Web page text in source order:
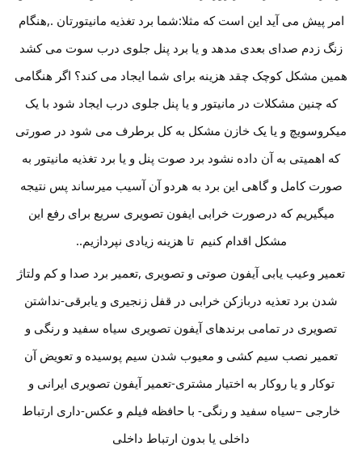
امر پیش می آید این است که مثلا:شما برد تغذیه مانیتورتان .,هنگام
زنگ زدم صدای بعدی مدهد و یا برد پنل جلوی درب سوت می کشد
همین مشکل کوچک چقد هزینه برای شما ایجاد می کند؟ اگر هنگامی
که چنین مشکلات در مانیتور و یا پنل جلوی درب ایجاد شود با یک
میکروسویچ و یا یک خازن مشکل به کل برطرف می شود در صورتی
که اهمیتی به آن داده نشود برد صوت پنل و یا برد تغذیه مانیتور به
صورت کامل و گاهی این برد به هردو آن آسیب میرساند پس نتیجه
میگیریم که درصورت خرابی ایفون تصویری سریع برای رفع این
مشکل اقدام کنیم تا هزینه زیادی نپردازیم..
تعمیر وعیب یابی آیفون صوتی و تصویری ,تعمیر برد صدا و کم ولتاژ
شدن برد تعذیه دربازکن خرابی در قفل زنجیری و یابرقی-نداشتن
تصویری در تمامی برندهای آیفون تصویری سیاه سفید و رنگی و
تعمیر نصب سیم کشی و معیوب شدن سیم پوسیده و تعویض آن
توکار و یا روکار به اختیار مشتری-تعمیر آیفون تصویری ایرانی و
خارجی –سیاه سفید و رنگی- با حافظه فیلم و عکس-داری ارتباط
داخلی یا بدون ارتباط داخلی